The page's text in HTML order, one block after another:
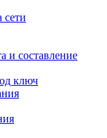
сети
и составление
ключ